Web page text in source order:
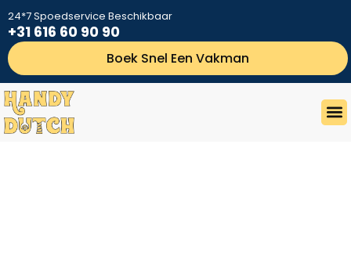
24*7 Spoedservice Beschikbaar
+31 616 60 90 90
Boek Snel Een Vakman